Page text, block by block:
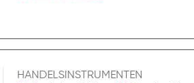
HANDELSINSTRUMENTEN